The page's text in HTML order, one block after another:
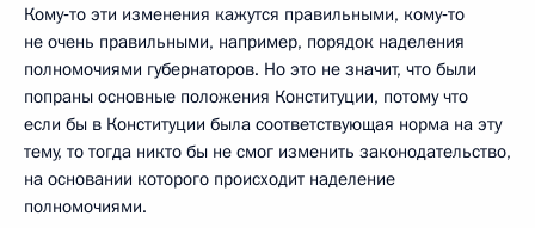
Кому‑то эти изменения кажутся правильными, кому‑то
не очень правильными, например, порядок наделения
полномочиями губернаторов. Но это не значит, что были
попраны основные положения Конституции, потому что
если бы в Конституции была соответствующая норма на эту
тему, то тогда никто бы не смог изменить законодательство,
на основании которого происходит наделение
полномочиями.